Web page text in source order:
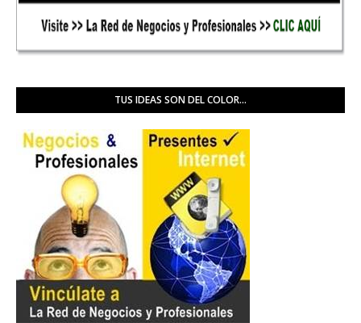
TUS IDEAS SON DEL COLOR...